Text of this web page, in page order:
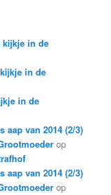
kijkje in de
in de
in de
van 2014 (2/3)
op
van 2014 (2/3)
op